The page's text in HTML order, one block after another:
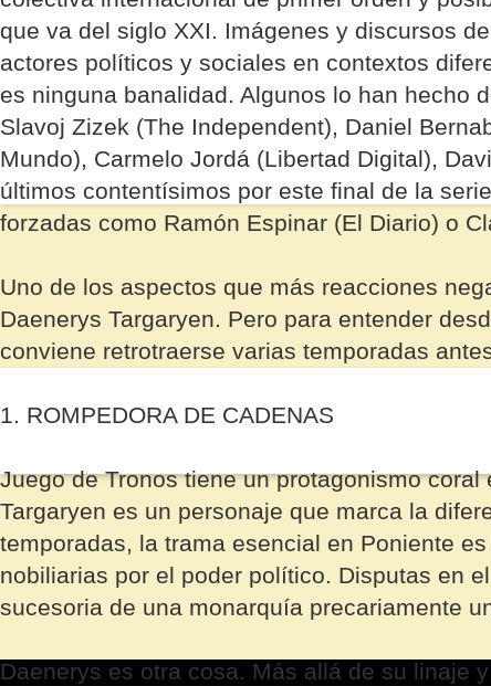
que va del siglo XXI. Imágenes y discursos
actores políticos y sociales en contextos
es ninguna banalidad. Algunos lo han hecho
Slavoj Zizek (The Independent), Daniel
Mundo), Carmelo Jordá (Libertad Digital),
últimos contentísimos por este final de la
forzadas como Ramón Espinar (El Diario) o
Uno de los aspectos que más reacciones
Daenerys Targaryen. Pero para entender
conviene retrotraerse varias temporadas
1. ROMPEDORA DE CADENAS
Juego de Tronos tiene un protagonismo
Targaryen es un personaje que marca la
temporadas, la trama esencial en Poniente
nobiliarias por el poder político. Disputas en
sucesoria de una monarquía precariamente
Daenerys es otra cosa. Más allá de su linaje